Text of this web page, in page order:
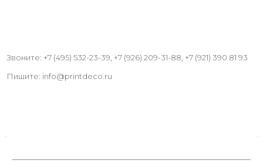
Звоните: +7 (495) 532-23-39, +7 (926) 209-31-88, +7 (921) 390 81 93
Пишите: info@printdeco.ru